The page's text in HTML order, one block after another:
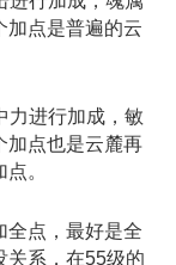
加点是普遍的云
力进行加成，敏
加点也是云麓再
。
点，最好是全
关系，在55级的